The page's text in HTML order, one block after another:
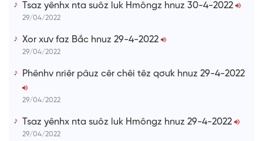
Tsaz yênhx nta suôz luk Hmôngz hnuz 30-4-2022
29/04/2022
Xor xưv faz Bắc hnuz 29-4-2022
29/04/2022
Phênhv nriêr pâuz cêr chêi têz qơưk hnuz 29-4-2022
29/04/2022
Tsaz yênhx nta suôz luk Hmôngz hnuz 29-4-2022
29/04/2022